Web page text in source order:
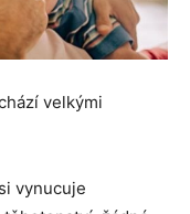
velkými
vynucuje